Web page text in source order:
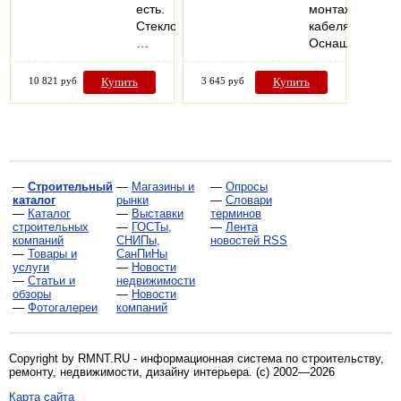
есть.
Стеклопакеты:
10 821 руб Купить
монтажу
кабеля.
Оснащен…
3 645 руб Купить
— Строительный
каталог
— Каталог
строительных
компаний
— Товары и
услуги
— Статьи и
обзоры
— Фотогалереи
— Магазины и
рынки
— Выставки
— ГОСТы,
СНИПы,
СанПиНы
— Новости
недвижимости
— Новости
компаний
— Опросы
— Словари
терминов
— Лента
новостей RSS
Copyright by RMNT.RU - информационная система по строительству,
ремонту, недвижимости, дизайну интерьера. (c) 2002—2026
Карта сайта